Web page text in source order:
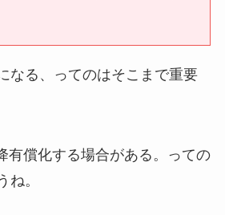
なる、ってのはそこまで重要
有償化する場合がある。っての
ね。